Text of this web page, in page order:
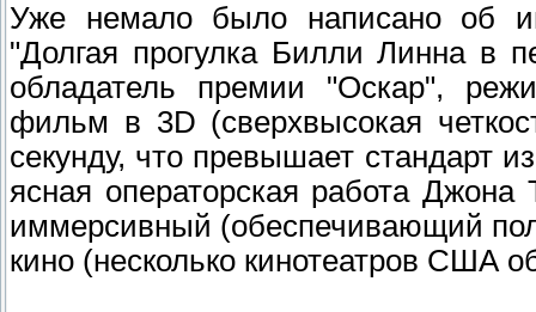
Уже немало было написано об
"Долгая прогулка Билли Линна в
обладатель премии "Оскар",
фильм в 3D (сверхвысокая
секунду, что превышает стандарт
ясная операторская работа
иммерсивный (обеспечивающий
кино (несколько кинотеатров США